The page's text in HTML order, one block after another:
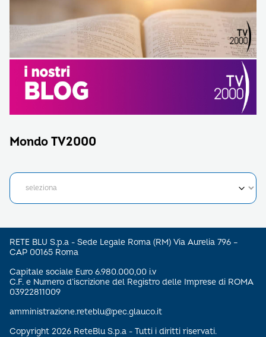
Mondo TV2000
RETE BLU S.p.a - Sede Legale Roma (RM) Via Aurelia 796 –
CAP 00165 Roma
Capitale sociale Euro 6.980.000,00 i.v
C.F. e Numero d’iscrizione del Registro delle Imprese di ROMA
03922811009
amministrazione.reteblu@pec.glauco.it
Copyright 2026 ReteBlu S.p.a - Tutti i diritti riservati.